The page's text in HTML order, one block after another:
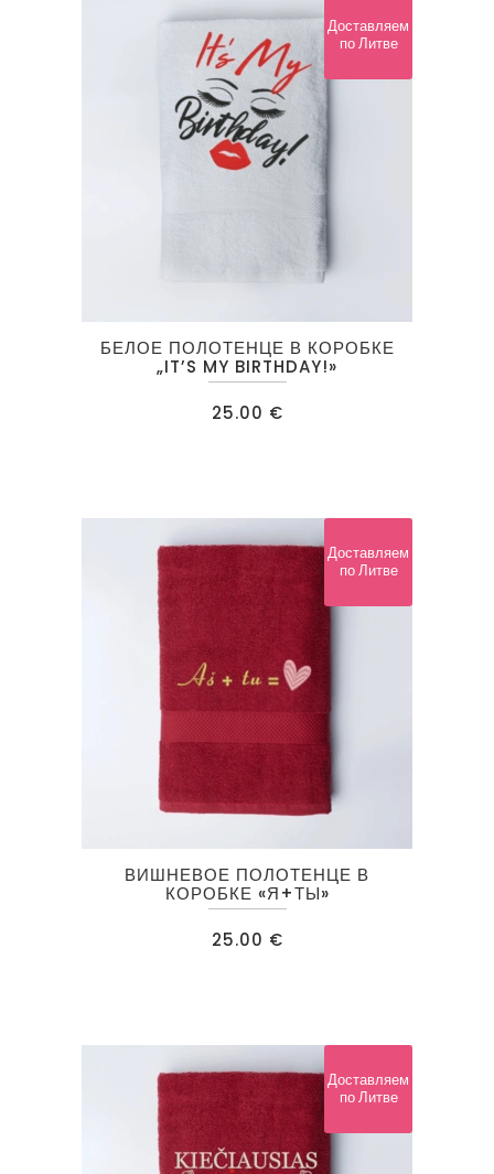
БЕЛОЕ ПОЛОТЕНЦЕ В КОРОБКЕ
„IT’S MY BIRTHDAY!»
25.00 €
Доставляем
по Литве
ВИШНЕВОЕ ПОЛОТЕНЦЕ В
КОРОБКЕ «Я+ТЫ»
25.00 €
Доставляем
по Литве
Доставляем
по Литве